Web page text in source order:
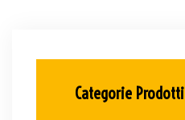
Categorie Prodotti